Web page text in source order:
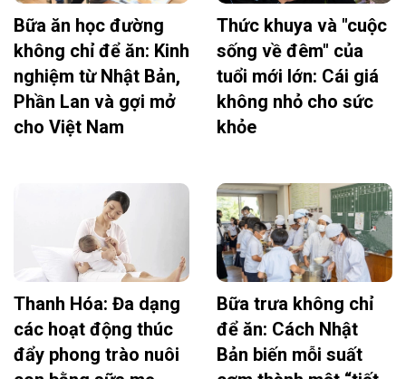
Bữa ăn học đường
không chỉ để ăn: Kinh
nghiệm từ Nhật Bản,
Phần Lan và gợi mở
cho Việt Nam
Thức khuya và "cuộc
sống về đêm" của
tuổi mới lớn: Cái giá
không nhỏ cho sức
khỏe
Thanh Hóa: Đa dạng
các hoạt động thúc
đẩy phong trào nuôi
Bữa trưa không chỉ
để ăn: Cách Nhật
Bản biến mỗi suất